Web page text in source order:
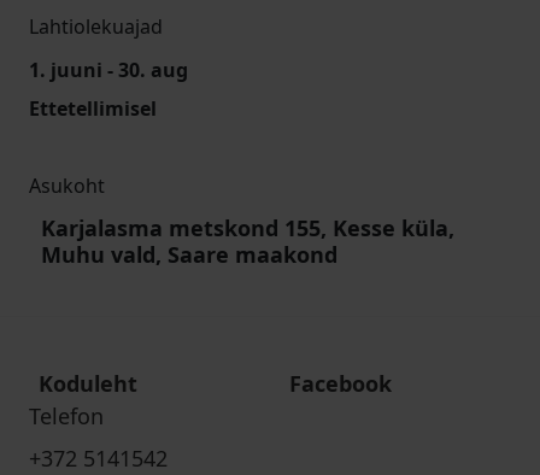
Lahtiolekuajad
1. juuni - 30. aug
Ettetellimisel
Asukoht
Karjalasma metskond 155, Kesse küla,
Muhu vald, Saare maakond
Koduleht
Facebook
Telefon
+372 5141542